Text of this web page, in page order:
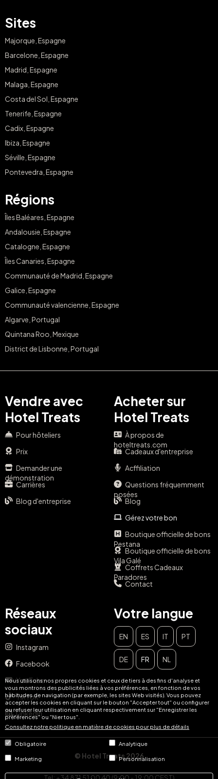
Nous utilisons nos propres cookies et ceux de tiers à des fins d'analyse et
vous montrons des publicités liées à vos préférences, en fonction de vos
habitudes de navigation (par exemple, les sites Web visités). Vous pouvez
accepter les cookies en cliquant sur le bouton "Accepter tout" ou configurer
ou refuser leur utilisation en cliquant respectivement sur "Enregistrer les
préférences" ou "Nier tous".
Consultez notre politique en matière de cookies pour plus de détails
Obligatoire Analytique
Marketing Personnalisation
Sites
Majorque, Espagne
Barcelone, Espagne
Madrid, Espagne
Malaga, Espagne
Costa del Sol, Espagne
Tenerife, Espagne
Cadix, Espagne
Ibiza, Espagne
Séville, Espagne
Pontevedra, Espagne
Régions
Îles Baléares, Espagne
Andalousie, Espagne
Catalogne, Espagne
Îles Canaries, Espagne
Communauté de Madrid, Espagne
Galice, Espagne
Communauté valencienne, Espagne
Algarve, Portugal
Quintana Roo, Mexique
District de Lisbonne, Portugal
Vendre avec
Hotel Treats
Pour hôteliers
Prix
Demander une
démonstration
Carrières
Blog d'entreprise
Acheter sur
Hotel Treats
À propos de
hoteltreats.com
Cadeaux d'entreprise
Acffiliation
Questions fréquemment
posées
Blog
Gérez votre bon
Boutique officielle de bons
Pestana
Boutique officielle de bons
Vila Galé
Coffrets Cadeaux
Paradores
Contact
Réseaux
sociaux
Instagram
Facebook
YouTube
TikTok
LinkedIn
Votre langue
EN ES IT PT
DE FR NL
© Hotel Treats 2026